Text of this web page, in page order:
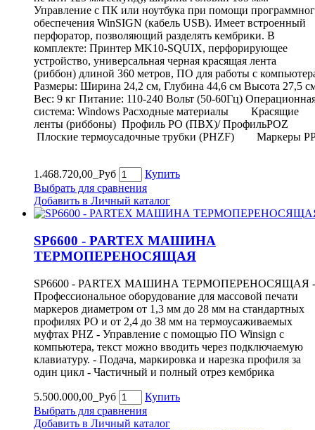
Управление с ПК или ноутбука при помощи
обеспечения WinSIGN (кабель USB). Имеет встроенный
перфоратор, позволяющий разделять кембрики. В
комплекте: Принтер MK10-SQUIX, перфорирующее
устройство, универсальная черная красящая лента
(риббон) длиной 360 метров, ПО для работы с
Размеры: Ширина 24,2 см, Глубина 44,6 см Высота 27,5
Вес: 9 кг Питание: 110-240 Вольт (50-60Гц)
система: Windows Расходные материалы Красящие
ленты (риббоны) Профиль PO (ПВХ)/ ПрофильPOZ
Плоские термоусадочные трубки (PHZF) Маркеры PP
1.468.720,00_Руб
Купить
Выбрать для сравнения
Добавить в Личный каталог
SP6600 - PARTEX МАШИНА
ТЕРМОПЕРЕНОСЯЩАЯ
SP6600 - PARTEX МАШИНА ТЕРМОПЕРЕНОСЯЩАЯ -
Профессиональное оборудование для массовой печати
маркеров диаметром от 1,3 мм до 28 мм на стандартных
профилях PO и от 2,4 до 38 мм на термоусаживаемых
муфтах PHZ - Управление с помощью ПО Winsign c
компьютера, текст можно вводить через подключаемую
клавиатуру. - Подача, маркировка и нарезка профиля за
один цикл - Частичный и полный отрез кембрика
5.500.000,00_Руб
Купить
Выбрать для сравнения
Добавить в Личный каталог